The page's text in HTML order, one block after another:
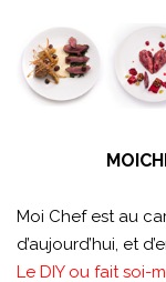
Moi Chef est au
d’aujourd’hui, et
Le DIY ou fait soi-